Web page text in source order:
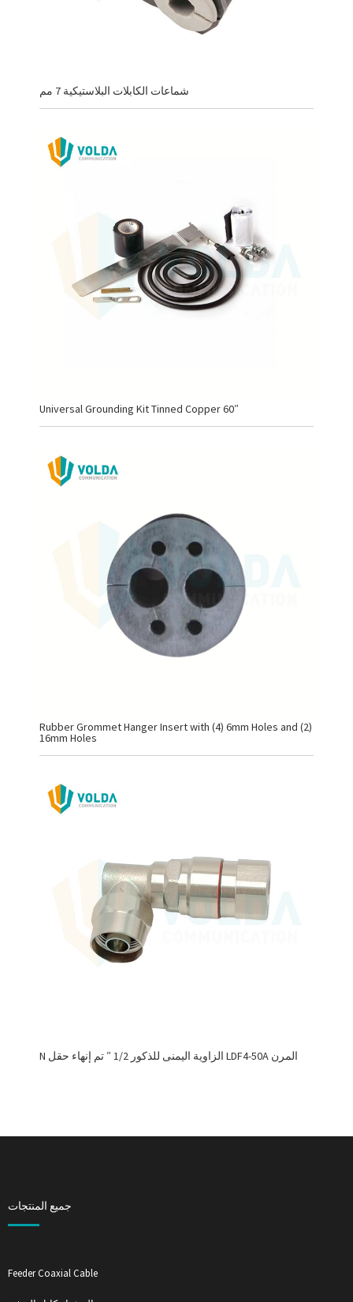
شماعات الكابلات البلاستيكية 7 مم
Universal Grounding Kit Tinned Copper 60″
Rubber Grommet Hanger Insert with (4) 6mm Holes and (2)
16mm Holes
N الزاوية اليمنى للذكور 1/2 ″ تم إنهاء حقل LDF4-50A المرن
جميع المنتجات
Feeder Coaxial Cable